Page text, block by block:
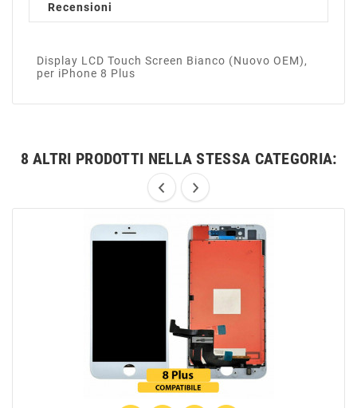
Recensioni
Display LCD Touch Screen Bianco (Nuovo OEM),
per iPhone 8 Plus
8 ALTRI PRODOTTI NELLA STESSA CATEGORIA: